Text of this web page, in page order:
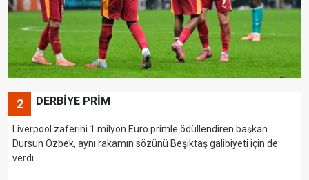
2 DERBİYE PRİM
Liverpool zaferini 1 milyon Euro primle ödüllendiren başkan
Dursun Özbek, aynı rakamın sözünü Beşiktaş galibiyeti için de
verdi.